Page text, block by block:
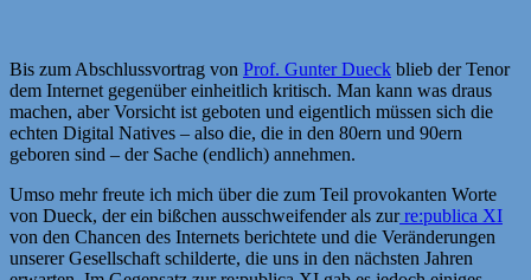
Bis zum Abschlussvortrag von Prof. Gunter Dueck blieb der Tenor
dem Internet gegenüber einheitlich kritisch. Man kann was draus
machen, aber Vorsicht ist geboten und eigentlich müssen sich die
echten Digital Natives – also die, die in den 80ern und 90ern
geboren sind – der Sache (endlich) annehmen.
Umso mehr freute ich mich über die zum Teil provokanten Worte
von Dueck, der ein bißchen ausschweifender als zurre:publica XI
von den Chancen des Internets berichtete und die Veränderungen
unserer Gesellschaft schilderte, die uns in den nächsten Jahren